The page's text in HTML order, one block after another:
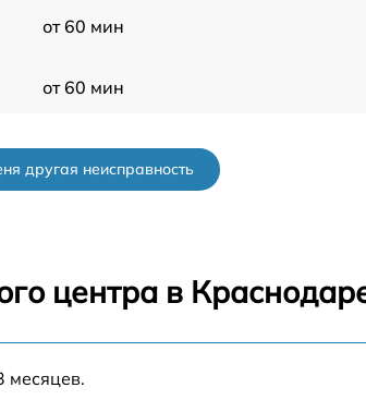
от 60 мин
от 60 мин
от 60 мин
от 60 мин
другая неисправность
центра в
месяцев.